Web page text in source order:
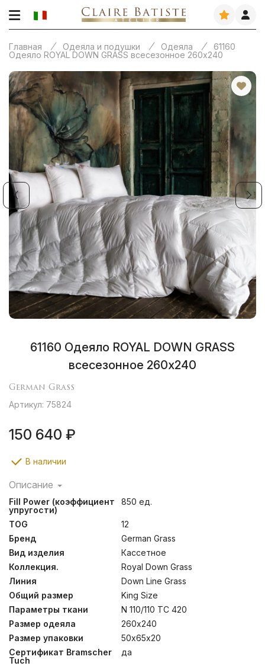
Главная Одеяла и подушки Одеяла
61160
Одеяло ROYAL DOWN GRASS всесезонное 260х240
61160 Одеяло ROYAL DOWN GRASS
всесезонное 260х240
German Grass
Артикул: 75824
150 640 ₽
В наличии
Описание
Город Бра́мше в Германии и разработанные ткачами
этого поселения способы финишной обработки
тканей известны производителям во всем мире уже
второе столетие и поэтому маркировка «Bramscher
Tuch» является своеобразным знаком качества в
индустрии. Ей отмечены все изделия коллекции Royal
Down Grass, указывая на исключительные качества.
Супертонкий мако-батист (Mako-ultra fine batiste), из
100% египетского хлопка, прошедший финишную
обработку SanProCare® Sensitive, позволяет ткани
достичь состояния «пуховой мягкости». Ткани
сертифицированы по OEKO-TEX® Standard 100 –
стандарту безопасности текстильных изделий.
Наполнителем для эксклюзивной коллекции служит
гусиный пух категории “Экстра” повышенной
упругости (Fill Power 850 ед). При малом весе он
обладает особенной пушистостью и лучшей
Fill Power (коэффициент
упругости)
850 ед.
TOG
12
Бренд
German Grass
Вид изделия
Кассетное
Коллекция.
Royal Down Grass
Линия
Down Line Grass
Общий размер
King Size
Параметры ткани
N 110/110 TC 420
Размер одеяла
260х240
Размер упаковки
50х65х20
Сертификат Bramscher
Tuch
да